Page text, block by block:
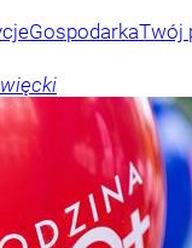
GospodarkaTwój